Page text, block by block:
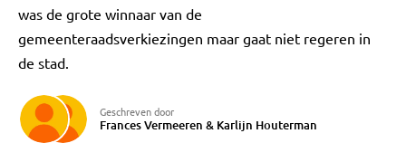
was de grote winnaar van de
gemeenteraadsverkiezingen maar gaat niet regeren in
de stad.
Geschreven door
Frances Vermeeren & Karlijn Houterman